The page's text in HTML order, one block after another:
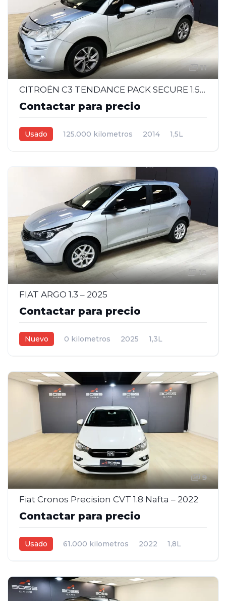
11
CITROËN C3 TENDANCE PACK SECURE 1.5 – 2014
Contactar para precio
Usado 125.000 kilometros 2014
1,5L
12
FIAT ARGO 1.3 – 2025
Contactar para precio
Nuevo 0 kilometros 2025
1,3L
9
Fiat Cronos Precision CVT 1.8 Nafta – 2022
Contactar para precio
Usado 61.000 kilometros 2022
1,8L